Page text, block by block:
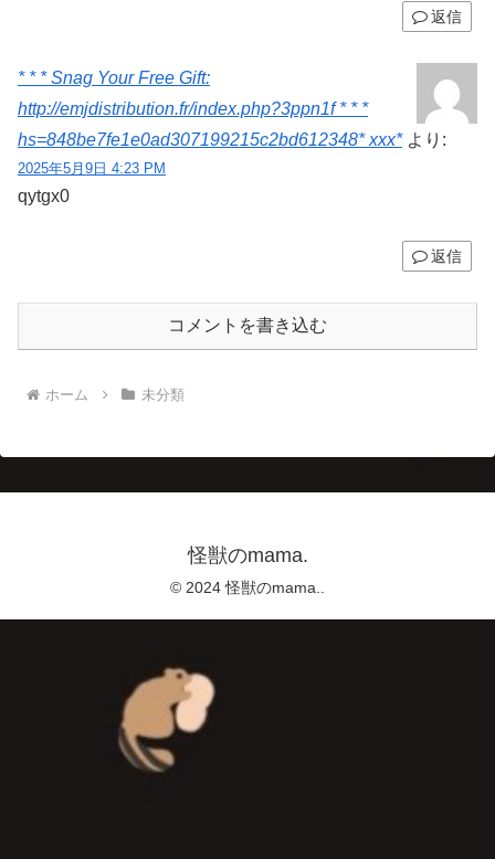
返信
* * * Snag Your Free Gift:
http://emjdistribution.fr/index.php?3ppn1f * * *
hs=848be7fe1e0ad307199215c2bd612348* ххх* より:
2025年5月9日 4:23 PM
qytgx0
返信
コメントを書き込む
ホーム 未分類
怪獣のmama.
© 2024 怪獣のmama..